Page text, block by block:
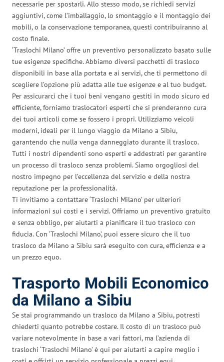
necessarie per spostarli. Allo stesso modo, se richiedi servizi
aggiuntivi, come l’imballaggio, lo smontaggio e il montaggio dei
mobili, o la conservazione temporanea, questi contribuiranno al
costo finale.
‘Traslochi Milano’ offre un preventivo personalizzato basato sulle
tue esigenze specifiche. Abbiamo diversi pacchetti di trasloco
disponibili in base alla portata e ai servizi, che ti permettono di
scegliere l’opzione più adatta alle tue esigenze e al tuo budget.
Per assicurarci che i tuoi beni vengano gestiti in modo sicuro ed
efficiente, forniamo traslocatori esperti che si prenderanno cura
dei tuoi articoli come se fossero i propri. Utilizziamo veicoli
moderni, ideali per il lungo viaggio da Milano a Sibiu,
garantendo che nulla venga danneggiato durante il trasloco.
Tutti i nostri dipendenti sono esperti e addestrati per garantire
un processo di trasloco senza problemi. Siamo orgogliosi del
nostro impegno per l’eccellenza del servizio e della nostra
reputazione per la professionalità.
Ti invitiamo a contattare ‘Traslochi Milano’ per ulteriori
informazioni sui costi e i servizi. Offriamo un preventivo gratuito
e senza obbligo, per aiutarti a pianificare il tuo trasloco con
fiducia. Con ‘Traslochi Milano’, puoi essere sicuro che il tuo
trasloco da Milano a Sibiu sarà eseguito con cura, efficienza e a
un prezzo equo.
Trasporto Mobili Economico
da Milano a Sibiu
Se stai programmando un trasloco da Milano a Sibiu, potresti
chiederti quanto potrebbe costare. Il costo di un trasloco può
variare notevolmente in base a vari fattori, ma l’azienda di
traslochi ‘Traslochi Milano’ è qui per aiutarti a capire meglio i